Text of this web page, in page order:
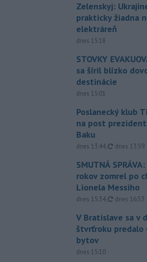
Zelenskyj:
prakticky žiadna
elektráreň
dnes 15:18
STOVKY
sa šíril blízko
destinácie
dnes 15:01
Poslanecký klub
na post
Baku
dnes 13:44, dnes 13:59
SMUTNÁ
rokov zomrel po
Lionela Messiho
dnes 15:34, dnes 16:53
V Bratislave sa v
štvrťroku predalo
bytov
dnes 15:10